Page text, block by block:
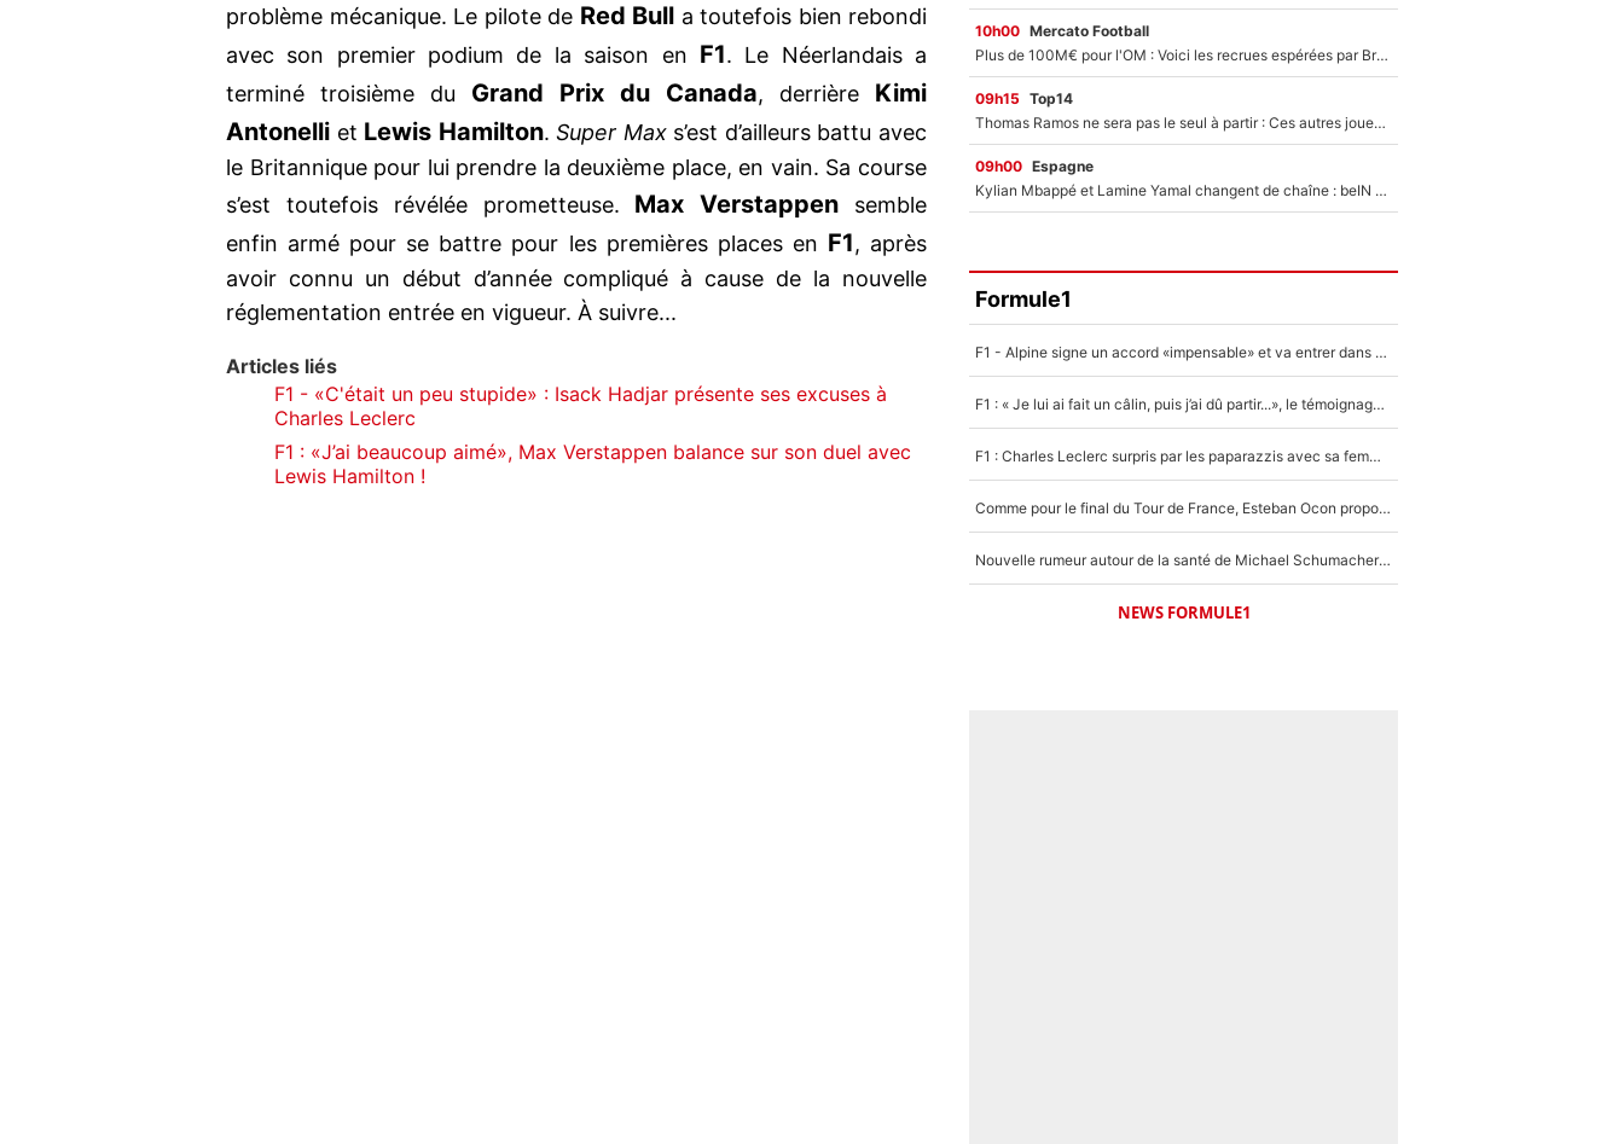
problème mécanique. Le pilote de Red Bull a toutefois bien rebondi
avec son premier podium de la saison en F1. Le Néerlandais a
terminé troisième du Grand Prix du Canada, derrière Kimi
Antonelli et Lewis Hamilton.Super Maxs’est d’ailleurs battu avec
le Britannique pour lui prendre la deuxième place, en vain. Sa course
s’est toutefois révélée prometteuse. Max Verstappen semble
enfin armé pour se battre pour les premières places en F1, après
avoir connu un début d’année compliqué à cause de la nouvelle
réglementation entrée en vigueur. À suivre...
Articles liés
F1 - «C'était un peu stupide» : Isack Hadjar présente ses excuses à
Charles Leclerc
F1 : «J’ai beaucoup aimé», Max Verstappen balance sur son duel avec
Lewis Hamilton !
10h00 Mercato Football
Plus de 100M€ pour l'OM : Voici les recrues espérées par Bruno Genesio et Grégory Lorenzi après l’opération dégraissage
09h15 Top14
Thomas Ramos ne sera pas le seul à partir : Ces autres joueurs du XV de France pourraient aussi quitter le Stade Toulousain, un club de Top 14 est déjà sur les rangs
09h00 Espagne
Kylian Mbappé et Lamine Yamal changent de chaîne : beIN SPORTS ne digère pas cette décision historique et prédit un fiasco pour la Liga
Formule1
F1 - Alpine signe un accord «impensable» et va entrer dans une nouvelle dimension : Grande nouvelle pour Pierre Gasly !
F1 : « Je lui ai fait un câlin, puis j’ai dû partir...», le témoignage émouvant de Max Verstappen sur sa fille
F1 : Charles Leclerc surpris par les paparazzis avec sa femme, les rumeurs étaient vraies !
Comme pour le final du Tour de France, Esteban Ocon propose un Grand Prix de Formule 1 à Paris : «Autour de l’Arc de Triomphe, ce serait génial» !
Nouvelle rumeur autour de la santé de Michael Schumacher : Sa femme Corinna sort du silence
NEWS FORMULE1